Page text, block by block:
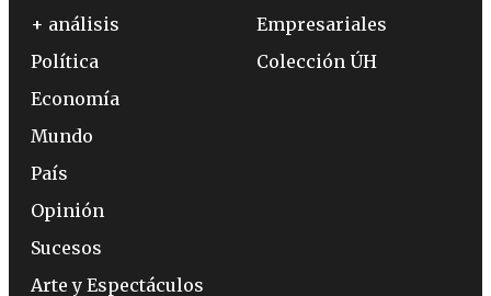
+ análisis
Política
Economía
Mundo
País
Opinión
Sucesos
Arte y Espectáculos
Empresariales
Colección ÚH